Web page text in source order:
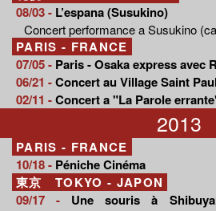
08/03 - L’espana (Susukino)
Concert performance a Susukino
PARIS - FRANCE
07/05 - Paris - Osaka express avec
06/21 -Concert au Village Saint Paul
02/11 -Concert a "La Parole
2013
PARIS - FRANCE
10/18 - Péniche Cinéma
東京 TOKYO - JAPON
09/17 - Une souris à